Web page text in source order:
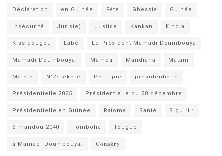
Déclaration en Guinée Fête Gbessia Guinée
Insécurité Juriste) Justice Kankan Kindia
Kissidougou Labé Le Président Mamadi Doumbouya
Mamadi Doumbouya. Mamou Mandiana Matam
Matoto N’Zérékoré Politique présidentielle
Présidentielle 2025 Présidentielle du 28 décembre
Présidentielle en Guinée Ratoma Santé Siguiri :
Simandou 2040 Tombolia Tougué
à Mamadi Doumbouya. 𝐂𝐨𝐧𝐚𝐤𝐫𝐲